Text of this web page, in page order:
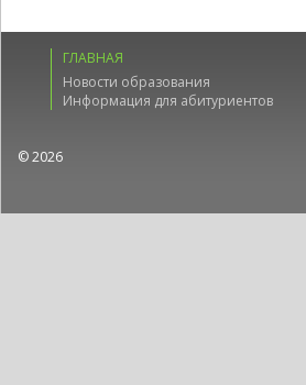
ГЛАВНАЯ
Новости образования
Информация для абитуриентов
© 2026